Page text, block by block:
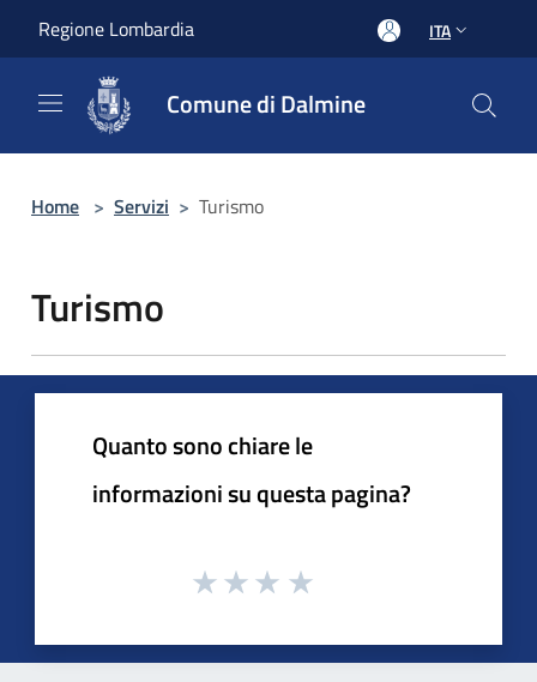
Regione Lombardia ITA
Comune di Dalmine
Home > Servizi > Turismo
Turismo
Quanto sono chiare le
informazioni su questa pagina?